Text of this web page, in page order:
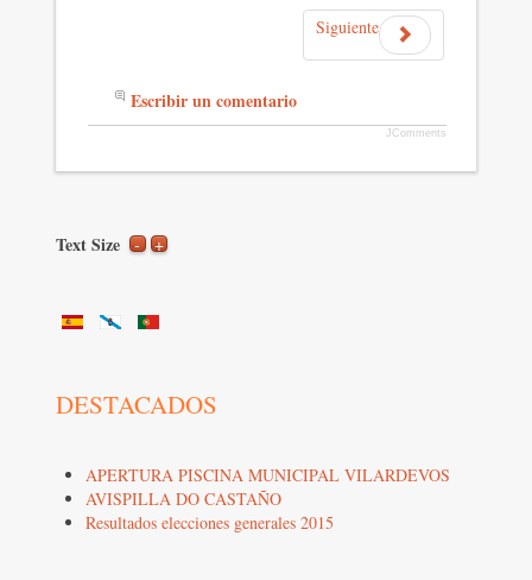
Siguiente
Escribir un comentario
JComments
Text Size
DESTACADOS
APERTURA PISCINA MUNICIPAL VILARDEVOS
AVISPILLA DO CASTAÑO
Resultados elecciones generales 2015